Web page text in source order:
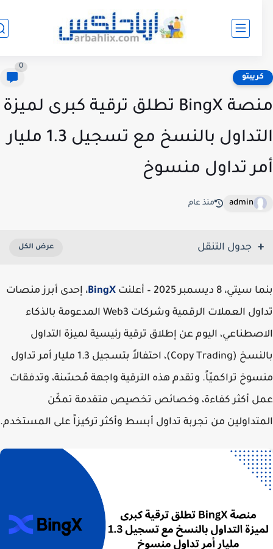
منصة BingX تطلق ترقية كبرى لميزة
التداول بالنسخ مع تسجيل 1.3 مليار
تداول منسوخ
admin منذ عام
جدول التنقل
8 ديسمبر 2025 – أعلنت BingX، إحدى أبرز منصات
تداول العملات الرقمية وشركات Web3 المدعومة بالذكاء
اليوم عن إطلاق ترقية رئيسية لميزة التداول
بالنسخ (Copy Trading)، احتفالاً بتسجيل 1.3 مليار أمر تداول
تراكميّاً. وتقدم هذه الترقية واجهة مُحسّنة، وتدفقات
أكثر كفاءة، وخصائص تخصيص متقدمة تمكّن
من تجربة تداول أبسط وأكثر تركيزاً على المستخدم.